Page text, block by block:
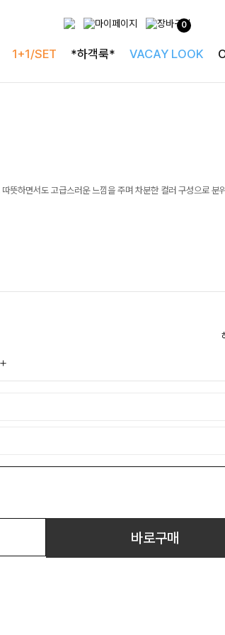
0
1+1/SET *하객룩* VACAY LOOK
뜻하면서도 고급스러운 느낌을 주며 차분한 컬러 구성으로 분
바로구매